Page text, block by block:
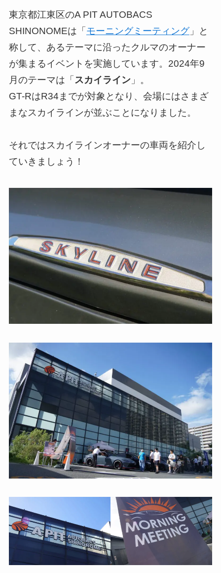
東京都江東区のA PIT AUTOBACS
SHINONOMEは「モーニングミーティング」と
称して、あるテーマに沿ったクルマのオーナー
が集まるイベントを実施しています。2024年9
月のテーマは「スカイライン 」。
GT-RはR34までが対象となり、会場にはさまざ
まなスカイラインが並ぶことになりました。
それではスカイラインオーナーの車両を紹介し
ていきましょう！